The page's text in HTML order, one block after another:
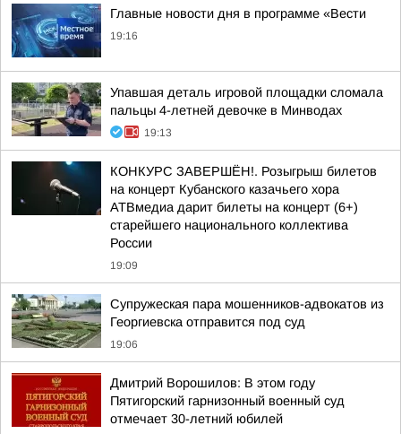
Главные новости дня в программе «Вести
19:16
Упавшая деталь игровой площадки сломала
пальцы 4-летней девочке в Минводах
19:13
КОНКУРС ЗАВЕРШЁН!. Розыгрыш билетов
на концерт Кубанского казачьего хора
АТВмедиа дарит билеты на концерт (6+)
старейшего национального коллектива
России
19:09
Супружеская пара мошенников-адвокатов из
Георгиевска отправится под суд
19:06
Дмитрий Ворошилов: В этом году
Пятигорский гарнизонный военный суд
отмечает 30-летний юбилей